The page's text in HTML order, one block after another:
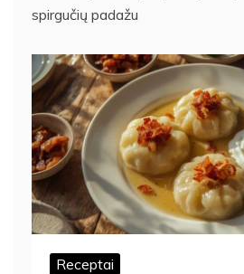
spirgučių padažu
Receptai